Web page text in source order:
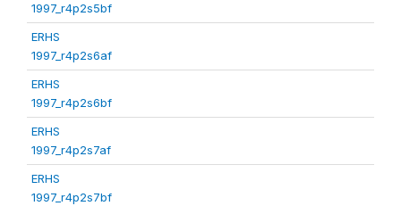
1997_r4p2s5bf
ERHS
1997_r4p2s6af
ERHS
1997_r4p2s6bf
ERHS
1997_r4p2s7af
ERHS
1997_r4p2s7bf